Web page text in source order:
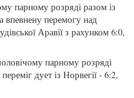
парному розряді разом із
впевнену перемогу над
Аравії з рахунком 6:0,
парному розряді
дует із Норвегії - 6:2,